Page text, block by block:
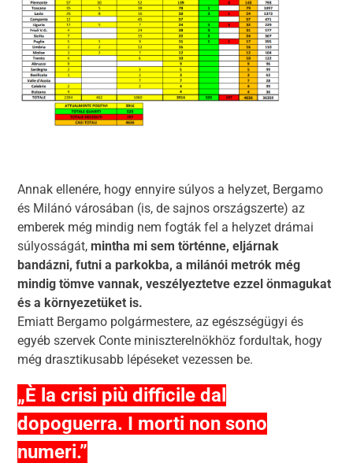
Annak ellenére, hogy ennyire súlyos a helyzet, Bergamo
és Milánó városában (is, de sajnos országszerte) az
emberek még mindig nem fogták fel a helyzet drámai
súlyosságát,mintha mi sem történne, eljárnak
bandázni, futni a parkokba, a milánói metrók még
mindig tömve vannak, veszélyeztetve ezzel önmagukat
és a környezetüket is.
Emiatt Bergamo polgármestere, az egészségügyi és
egyéb szervek Conte miniszterelnökhöz fordultak, hogy
még drasztikusabb lépéseket vezessen be.
„È la crisi più difficile dal
dopoguerra. I morti non sono
numeri.”